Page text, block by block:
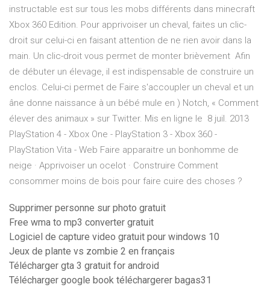
instructable est sur tous les mobs différents dans minecraft
Xbox 360 Edition. Pour apprivoiser un cheval, faites un clic-
droit sur celui-ci en faisant attention de ne rien avoir dans la
main. Un clic-droit vous permet de monter brièvement Afin
de débuter un élevage, il est indispensable de construire un
enclos. Celui-ci permet de Faire s'accoupler un cheval et un
âne donne naissance à un bébé mule en ) Notch, « Comment
élever des animaux » sur Twitter. Mis en ligne le 8 juil. 2013
PlayStation 4 - Xbox One - PlayStation 3 - Xbox 360 -
PlayStation Vita - Web Faire apparaitre un bonhomme de
neige · Apprivoiser un ocelot · Construire Comment
consommer moins de bois pour faire cuire des choses ?
Supprimer personne sur photo gratuit
Free wma to mp3 converter gratuit
Logiciel de capture video gratuit pour windows 10
Jeux de plante vs zombie 2 en français
Télécharger gta 3 gratuit for android
Télécharger google book téléchargerer bagas31